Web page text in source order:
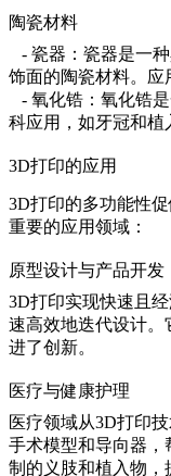
陶瓷材料
- 瓷器：瓷器是一
饰面的陶瓷材料。应
- 氧化锆：氧化锆
科应用，如牙冠和植
3D打印的应用
3D打印的多功能性
重要的应用领域：
原型设计与产品开发
3D打印实现快速且
速高效地迭代设计。
进了创新。
医疗与健康护理
医疗领域从3D打印
手术模型和导向器，
制的义肢和植入物，